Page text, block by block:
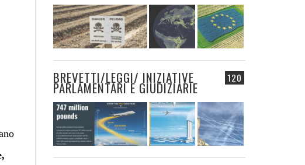
120
BREVETTI/LEGGI/ INIZIATIVE
PARLAMENTARI E GIUDIZIARIE